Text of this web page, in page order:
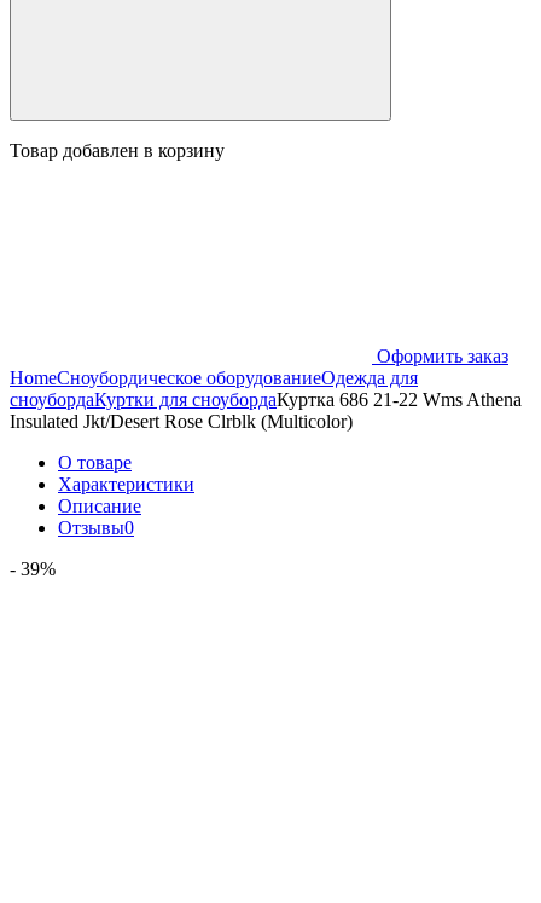
Товар добавлен в корзину
Оформить заказ
HomeСноубордическое оборудованиеОдежда для
сноубордаКуртки для сноубордаКуртка 686 21-22 Wms Athena
Insulated Jkt/Desert Rose Clrblk (Multicolor)
О товаре
Характеристики
Описание
Отзывы0
- 39%